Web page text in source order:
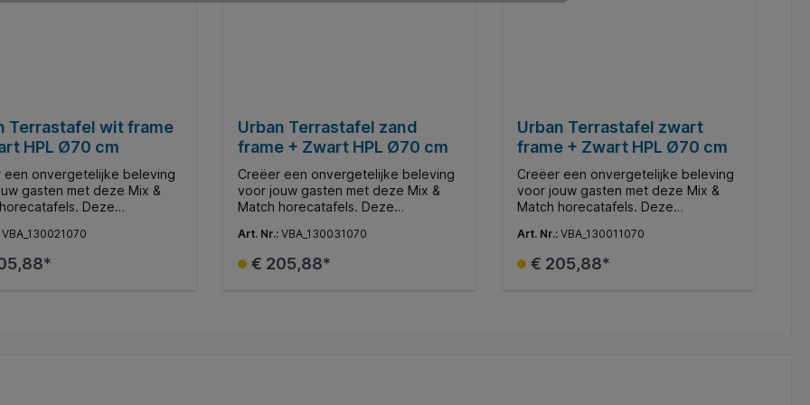
Terrastafel wit frame
HPL Ø70 cm
een onvergetelijke beleving
gasten met deze Mix &
Deze
gezellige terrassen en
horecagelegenheden de
om middels diverse
VBA_130021070
Urban Terrastafel zand
frame + Zwart HPL Ø70 cm
Creëer een onvergetelijke beleving
voor jouw gasten met deze Mix &
Match horecatafels. Deze
restaurants, gezellige terrassen en
andere horecagelegenheden de
mogelijkheid om middels diverse
Art. Nr.: VBA_130031070
€ 205,88*
Urban Terrastafel zwart
frame + Zwart HPL Ø70 cm
Creëer een onvergetelijke beleving
voor jouw gasten met deze Mix &
Match horecatafels. Deze
restaurants, gezellige terrassen en
andere horecagelegenheden de
mogelijkheid om middels diverse
Art. Nr.: VBA_130011070
€ 205,88*